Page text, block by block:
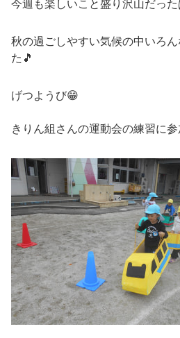
今週も楽しいこと盛り沢山だっ
秋の過ごしやすい気候の中いろ
た🎵
げつようび😁
きりん組さんの運動会の練習に